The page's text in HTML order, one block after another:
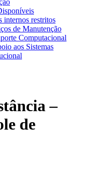
internos restritos
de Manutenção
Computacional
aos Sistemas
–
de